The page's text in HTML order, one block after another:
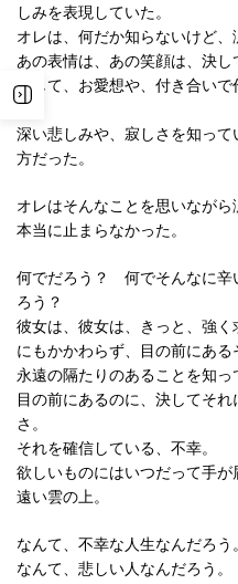
しみを表現していた。
オレは、何だか知らないけど、
あの表情は、あの笑顔は、決し
決して、お愛想や、付き合い
た。
深い悲しみや、寂しさを知っ
方だった。
オレはそんなことを思いながら
本当に止まらなかった。
何でだろう？ 何でそんなに辛
ろう？
彼女は、彼女は、きっと、強
にもかかわらず、目の前にあ
永遠の隔たりのあることを知っ
目の前にあるのに、決してそ
さ。
それを確信している、不幸。
欲しいものにはいつだって手が
遠い雲の上。
なんて、不幸な人生なんだろう。
なんて、悲しい人なんだろう。